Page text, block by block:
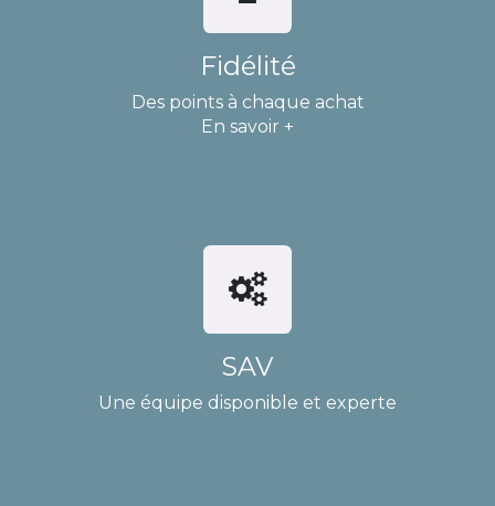
Fidélité
Des points à chaque achat
En savoir +
SAV
Une équipe disponible et experte